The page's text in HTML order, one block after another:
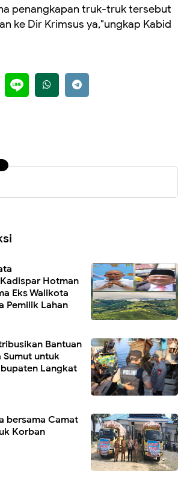
penangkapan truk-truk tersebut
ke Dir Krimsus ya,"ungkap Kabid
Hotman
Eks Walikota
Pemilik Lahan
Bantuan
Sumut untuk
Langkat
bersama Camat
Korban